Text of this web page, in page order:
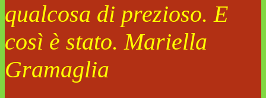
qualcosa di prezioso. E
così è stato. Mariella
Gramaglia